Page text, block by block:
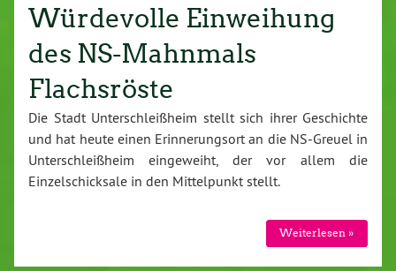
Würdevolle Einweihung
des NS-Mahnmals
Flachsröste
Die Stadt Unterschleißheim stellt sich ihrer Geschichte
und hat heute einen Erinnerungsort an die NS-Greuel in
Unterschleißheim eingeweiht, der vor allem die
Einzelschicksale in den Mittelpunkt stellt.
Weiterlesen »